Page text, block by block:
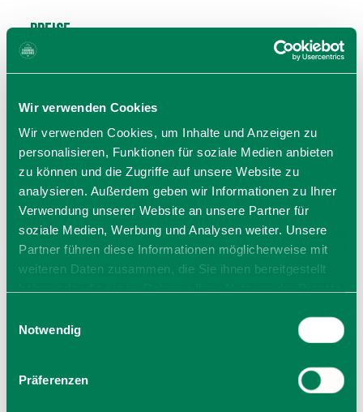
Wir verwenden Cookies
Wir verwenden Cookies, um Inhalte und Anzeigen zu
personalisieren, Funktionen für soziale Medien anbieten
zu können und die Zugriffe auf unsere Website zu
analysieren. Außerdem geben wir Informationen zu Ihrer
Verwendung unserer Website an unsere Partner für
soziale Medien, Werbung und Analysen weiter. Unsere
Partner führen diese Informationen möglicherweise mit
weiteren Daten zusammen, die Sie ihnen bereitgestellt
Cookies, wenn Sie unsere Webseite weiterhin nutzen.
Notwendig
Präferenzen
Preise
oder online unter münchenticket.de.
Veranstalter
Gäste-Information Schliersee
Perfallstraße 4
83727 Schliersee
Tel.: +49 8026 6065 0
zur Website